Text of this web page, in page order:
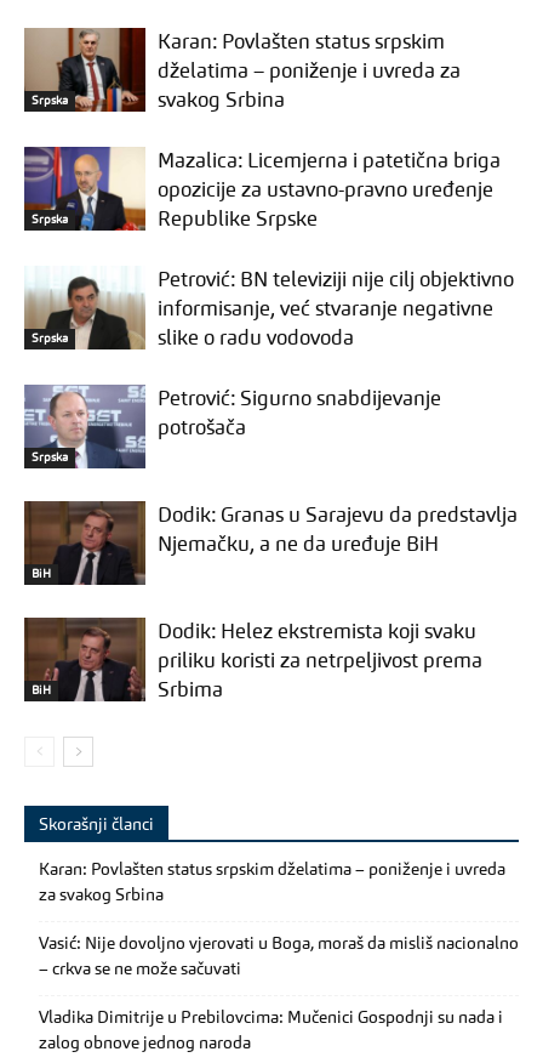
Srpska
Karan: Povlašten status srpskim
dželatima – poniženje i uvreda za
svakog Srbina
Srpska
Mazalica: Licemjerna i patetična briga
opozicije za ustavno-pravno uređenje
Republike Srpske
Srpska
Petrović: BN televiziji nije cilj objektivno
informisanje, već stvaranje negativne
slike o radu vodovoda
Srpska
Petrović: Sigurno snabdijevanje
potrošača
BiH
Dodik: Granas u Sarajevu da predstavlja
Njemačku, a ne da uređuje BiH
BiH
Dodik: Helez ekstremista koji svaku
priliku koristi za netrpeljivost prema
Srbima
Skorašnji članci
Karan: Povlašten status srpskim dželatima – poniženje i uvreda
za svakog Srbina
Vasić: Nije dovoljno vjerovati u Boga, moraš da misliš nacionalno
– crkva se ne može sačuvati
Vladika Dimitrije u Prebilovcima: Mučenici Gospodnji su nada i
zalog obnove jednog naroda